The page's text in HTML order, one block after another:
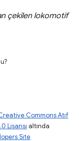
çekilen lokomotif
Commons Atıf
Lisansı altında
Site